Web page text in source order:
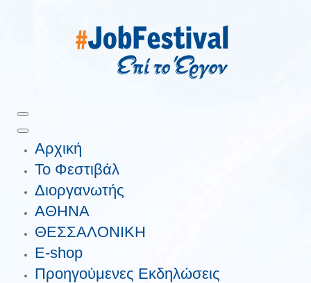
Αρχική
Το Φεστιβάλ
Διοργανωτής
ΑΘΗΝΑ
ΘΕΣΣΑΛΟΝΙΚΗ
E-shop
Προηγούμενες Εκδηλώσεις